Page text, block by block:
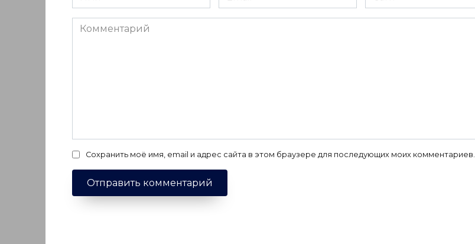
*
*
Комментарий
Сохранить моё имя, email и адрес сайта в этом браузере для последующих моих комментариев.